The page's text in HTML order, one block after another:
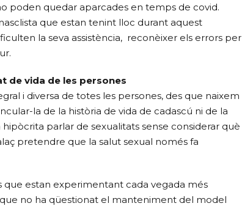
poden quedar aparcades en temps de covid.
que estan tenint lloc durant aquest
la seva assistència, reconèixer els errors per
de vida de les persones
i diversa de totes les persones, des que naixem
la de la història de vida de cadascú ni de la
hipòcrita parlar de sexualitats sense considerar què
pretendre que la salut sexual només fa
que estan experimentant cada vegada més
no ha qüestionat el manteniment del model